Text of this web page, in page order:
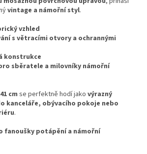
vintage a námořní styl.
vzhled
s větracími otvory a ochrannými
konstrukce
sběratele a milovníky námořní
cm se perfektně hodí jako výrazný
kanceláře, obývacího pokoje nebo
.
fanoušky potápění a námořní